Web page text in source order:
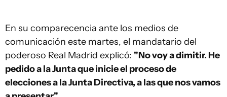
En su comparecencia ante los medios de
comunicación este martes, el mandatario del
poderoso Real Madrid explicó: "No voy a dimitir. He
pedido a la Junta que inicie el proceso de
elecciones a la Junta Directiva, a las que nos vamos